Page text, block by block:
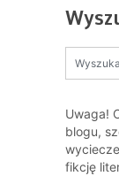
Uwaga!
blogu,
fikcję